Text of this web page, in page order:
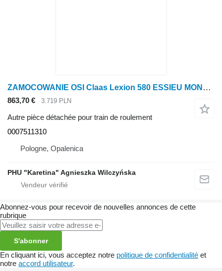
ZAMOCOWANIE OSI Claas Lexion 580 ESSIEU MONTAGE LE 0007511310 (Demi-chenillé en acier ; pour moissonneuse-batteuse Claas Lexion 580
863,70 € 3.719 PLN
Autre pièce détachée pour train de roulement
0007511310
Pologne, Opalenica
PHU "Karetina" Agnieszka Wilczyńska
Abonnez-vous pour recevoir de nouvelles annonces de cette
rubrique
S'abonner
En cliquant ici, vous acceptez notre politique de confidentialité et
notre accord utilisateur.